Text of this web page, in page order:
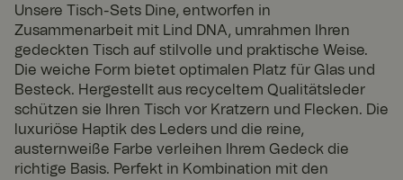
Unsere Tisch-Sets Dine, entworfen in
Zusammenarbeit mit Lind DNA, umrahmen Ihren
gedeckten Tisch auf stilvolle und praktische Weise.
Die weiche Form bietet optimalen Platz für Glas und
Besteck. Hergestellt aus recyceltem Qualitätsleder
schützen sie Ihren Tisch vor Kratzern und Flecken. Die
luxuriöse Haptik des Leders und die reine,
austernweiße Farbe verleihen Ihrem Gedeck die
richtige Basis. Perfekt in Kombination mit den